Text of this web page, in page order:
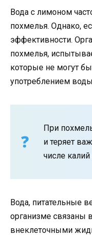
Вода с лимоном
похмелья. Однако,
эффективности.
похмелья,
которые не могут
употреблением
При
и теряет
числе калий
Вода, питательные
организме связаны
внеклеточными